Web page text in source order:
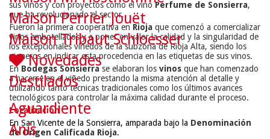
sus vinos y con proyectos como el vinoPerfume de Sonsierra,
que ha revolucionado el sector.
Fueron la primera cooperativa en Rioja que comenzó a comercializar
vinos embotellados y a poner en valor la calidad y la singularidad de
los excepcionales viñedos de la subzona de Rioja Alta, siendo los
pioneros en indicar esta procedencia en las etiquetas de sus vinos.
En Bodegas Sonsierrase elaboran los vinos que han comenzado
a hacerse en el viñedo prestando la misma atención al detalle y
utilizando tanto técnicas tradicionales como los últimos avances
tecnológicos para controlar la máxima calidad durante el proceso.
Localización
En San Vicente de la Sonsierra, amparada bajo la Denominación
de Origen Calificada Rioja.
Maison Perrier Jouët
Maison Tribaut Schloesser
Novedades
Destilados
Aguardiente
Anís